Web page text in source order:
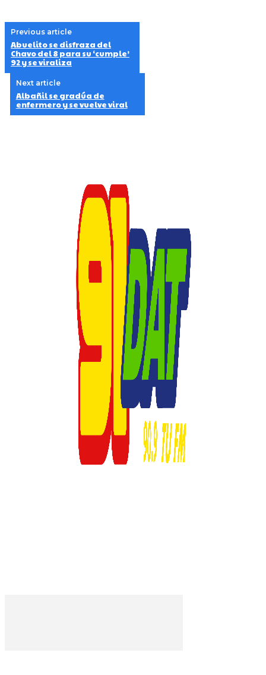
Previous article
Abuelito se disfraza del
Chavo del 8 para su ‘cumple’
92 y se viraliza
Next article
Albañil se gradúa de
enfermero y se vuelve viral